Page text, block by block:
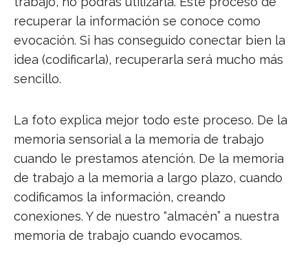
recuperar la información se conoce como
evocación. Si has conseguido conectar bien la
idea (codificarla), recuperarla será mucho más
sencillo.
La foto explica mejor todo este proceso. De la
memoria sensorial a la memoria de trabajo
cuando le prestamos atención. De la memoria
de trabajo a la memoria a largo plazo, cuando
codificamos la información, creando
conexiones. Y de nuestro “almacén” a nuestra
memoria de trabajo cuando evocamos.